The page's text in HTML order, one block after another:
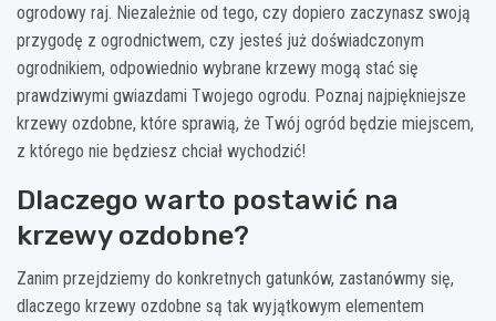
ogrodowy raj. Niezależnie od tego, czy dopiero zaczynasz swoją
przygodę z ogrodnictwem, czy jesteś już doświadczonym
ogrodnikiem, odpowiednio wybrane krzewy mogą stać się
prawdziwymi gwiazdami Twojego ogrodu. Poznaj najpiękniejsze
krzewy ozdobne, które sprawią, że Twój ogród będzie miejscem,
z którego nie będziesz chciał wychodzić!
Dlaczego warto postawić na
krzewy ozdobne?
Zanim przejdziemy do konkretnych gatunków, zastanówmy się,
dlaczego krzewy ozdobne są tak wyjątkowym elementem